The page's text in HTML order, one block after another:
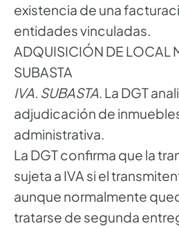
existencia de una
entidades vinculadas.
ADQUISICIÓN DE LOCAL
SUBASTA
IVA. SUBASTA. La DGT
adjudicación de
administrativa.
La DGT confirma que la
sujeta a IVA si el
aunque normalmente
tratarse de segunda